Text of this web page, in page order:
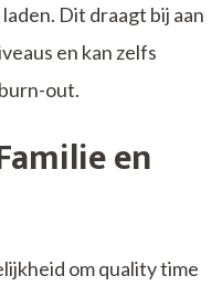
Dit draagt bij aan
en kan zelfs
out.
en
om quality time